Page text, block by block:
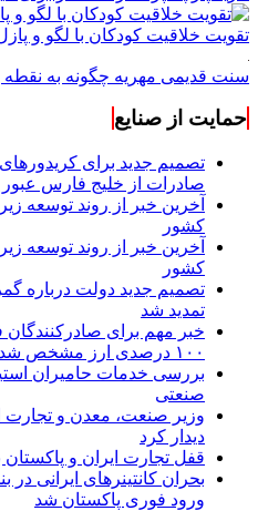
تقویت خلاقیت کودکان با لگو و
سنت قدیمی مهریه چگونه به نقطه
حمایت از صنایع
تصمیم جدید برای
صادرات از خلیج فارس
آخرین خبر از روند توسعه
کشور
آخرین خبر از روند توسعه
کشور
تصمیم جدید دولت درباره
تمدید شد
خبر مهم برای
۱۰۰ درصدی ارز مشخص شد
بررسی خدمات حامیران
صنعتی
وزیر صنعت، معدن و تجارت
دیدار کرد
قفل تجارت ایران و
بحران کانتینر‌های ایرانی
ورود فوری پاکستان شد